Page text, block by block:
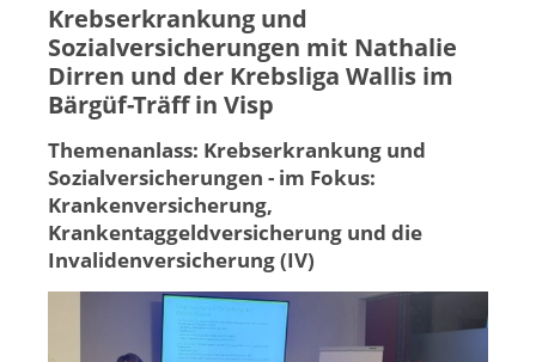
Krebserkrankung und
Sozialversicherungen mit Nathalie
Dirren und der Krebsliga Wallis im
Bärgüf-Träff in Visp
Themenanlass: Krebserkrankung und
Sozialversicherungen - im Fokus:
Krankenversicherung,
Krankentaggeldversicherung und die
Invalidenversicherung (IV)